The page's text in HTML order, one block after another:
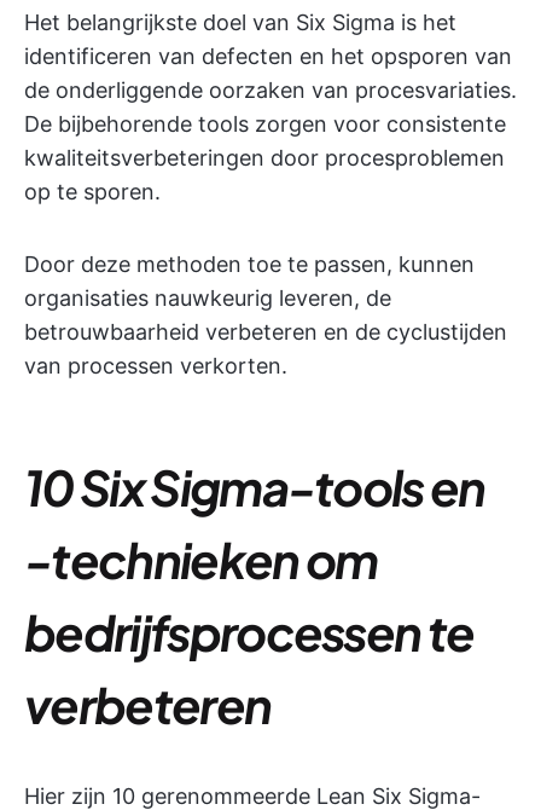
Het belangrijkste doel van Six Sigma is het
identificeren van defecten en het opsporen van
de onderliggende oorzaken van procesvariaties.
De bijbehorende tools zorgen voor consistente
kwaliteitsverbeteringen door procesproblemen
op te sporen.
Door deze methoden toe te passen, kunnen
organisaties nauwkeurig leveren, de
betrouwbaarheid verbeteren en de cyclustijden
van processen verkorten.
10 Six Sigma-tools en
-technieken om
bedrijfsprocessen te
verbeteren
Hier zijn 10 gerenommeerde Lean Six Sigma-